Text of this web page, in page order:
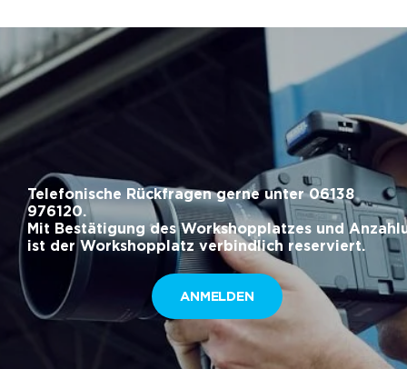
Telefonische Rückfragengerneunter06138
976120.
Mit BestätigungdesWorkshopplatzes und
ist derWorkshopplatz verbindlich reserviert.
ANMELDEN